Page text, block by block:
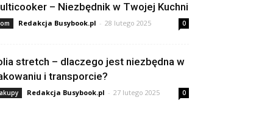
– Niezbędnik w Twojej Kuchni
Redakcja Busybook.pl - 28 lutego 2025 0
stretch – dlaczego jest niezbędna w
i transporcie?
Redakcja Busybook.pl - 27 lutego 2025 0